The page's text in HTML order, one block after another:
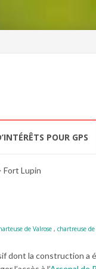
POUR GPS
Fort Lupin
de Valrose , chartreuse
dont la construction a